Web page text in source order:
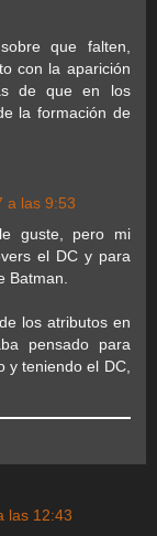
que falten,
con la aparición
de que en los
la formación de
a las 9:53
guste, pero mi
el DC y para
Batman.
los atributos en
pensado para
y teniendo el DC,
las 12:43